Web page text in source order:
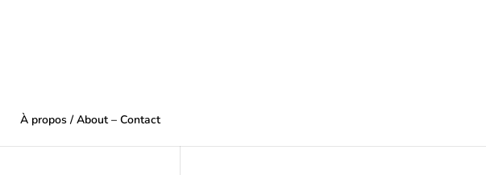
À propos / About – Contact